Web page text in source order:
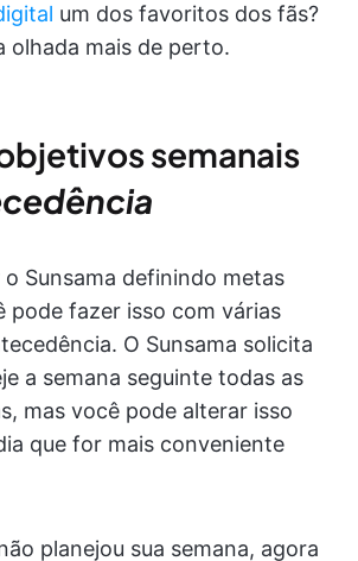
um dos favoritos dos fãs?
olhada mais de perto.
semanais
o Sunsama definindo metas
pode fazer isso com várias
O Sunsama solicita
a semana seguinte todas as
mas você pode alterar isso
que for mais conveniente
planejou sua semana, agora